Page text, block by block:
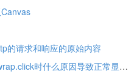
的请求和响应的原始内容
【已解决】搞懂Enfold中burger_wrap.click时什么原因导致正常显示的菜单又消失异常